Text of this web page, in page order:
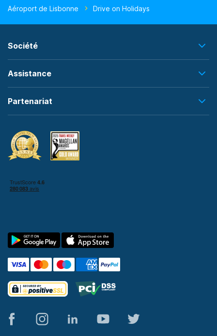
Aéroport de Lisbonne
Drive on Holidays
Société
Assistance
Partenariat